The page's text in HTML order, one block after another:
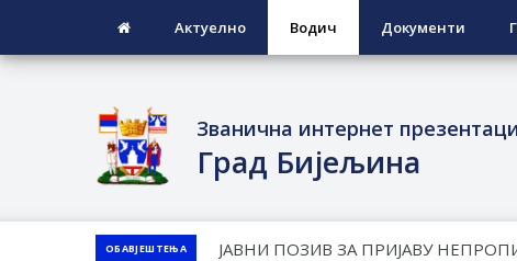
Актуелно Водич Документи
Званична интернет
Град Бијељина
ОБАВЈЕШТЕЊА
ЈАВНИ КОНКУРС ЗА ДОДЈЕЛУ